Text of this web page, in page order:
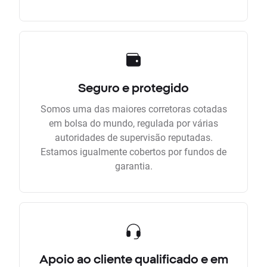
Seguro e protegido
Somos uma das maiores corretoras cotadas
em bolsa do mundo, regulada por várias
autoridades de supervisão reputadas.
Estamos igualmente cobertos por fundos de
garantia.
Apoio ao cliente qualificado e em